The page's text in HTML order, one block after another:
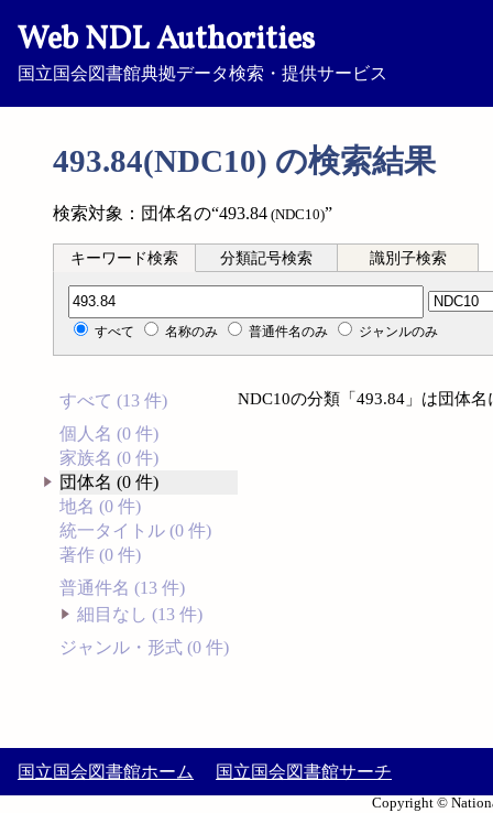
Web NDL Authorities
国立国会図書館典拠データ検索・提供サービス
493.84(NDC10) の検索結果
検索対象：団体名の“493.84 (NDC10)”
キーワード検索 分類記号検索 識別子検索
分類記号検索
すべて 名称のみ 普通件名のみ ジャンルのみ
すべて (13 件)
個人名 (0 件)
家族名 (0 件)
団体名 (0 件)
地名 (0 件)
統一タイトル (0 件)
著作 (0 件)
普通件名 (13 件)
細目なし (13 件)
ジャンル・形式 (0 件)
NDC10の分類「493.84」は団体
国立国会図書館ホーム 国立国会図書館サーチ
Copyright ©